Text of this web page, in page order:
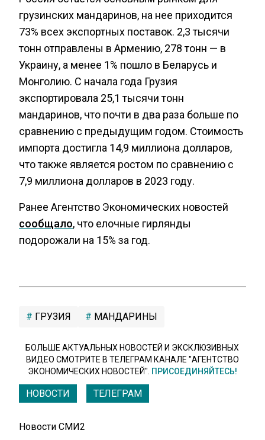
грузинских мандаринов, на нее приходится
73% всех экспортных поставок. 2,3 тысячи
тонн отправлены в Армению, 278 тонн — в
Украину, а менее 1% пошло в Беларусь и
Монголию. С начала года Грузия
экспортировала 25,1 тысячи тонн
мандаринов, что почти в два раза больше по
сравнению с предыдущим годом. Стоимость
импорта достигла 14,9 миллиона долларов,
что также является ростом по сравнению с
7,9 миллиона долларов в 2023 году.
Ранее Агентство Экономических новостей
сообщало, что елочные гирлянды
подорожали на 15% за год.
ГРУЗИЯ МАНДАРИНЫ
БОЛЬШЕ АКТУАЛЬНЫХ НОВОСТЕЙ И ЭКСКЛЮЗИВНЫХ
ВИДЕО СМОТРИТЕ В ТЕЛЕГРАМ КАНАЛЕ "АГЕНТСТВО
ЭКОНОМИЧЕСКИХ НОВОСТЕЙ". ПРИСОЕДИНЯЙТЕСЬ!
НОВОСТИ ТЕЛЕГРАМ
Новости СМИ2